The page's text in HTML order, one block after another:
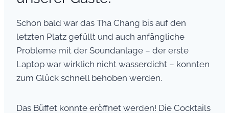
Schon bald war das Tha Chang bis auf den
letzten Platz gefüllt und auch anfängliche
Probleme mit der Soundanlage – der erste
Laptop war wirklich nicht wasserdicht – konnten
zum Glück schnell behoben werden.
Das Büffet konnte eröffnet werden! Die Cocktails